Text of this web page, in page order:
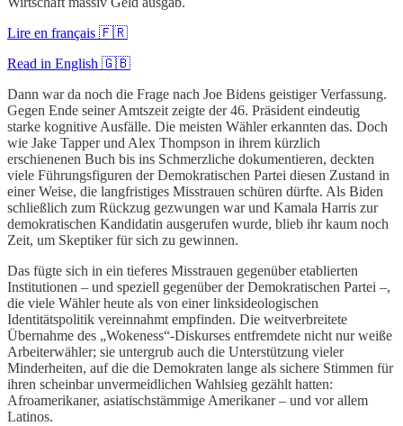
Lire en français 🇫🇷
Read in English 🇬🇧
Dann war da noch die Frage nach Joe Bidens geistiger Verfassung.
Gegen Ende seiner Amtszeit zeigte der 46. Präsident eindeutig
starke kognitive Ausfälle. Die meisten Wähler erkannten das. Doch
wie Jake Tapper und Alex Thompson in ihrem kürzlich
erschienenen Buch bis ins Schmerzliche dokumentieren, deckten
viele Führungsfiguren der Demokratischen Partei diesen Zustand in
einer Weise, die langfristiges Misstrauen schüren dürfte. Als Biden
schließlich zum Rückzug gezwungen war und Kamala Harris zur
demokratischen Kandidatin ausgerufen wurde, blieb ihr kaum noch
Zeit, um Skeptiker für sich zu gewinnen.
Das fügte sich in ein tieferes Misstrauen gegenüber etablierten
Institutionen – und speziell gegenüber der Demokratischen Partei –,
die viele Wähler heute als von einer linksideologischen
Identitätspolitik vereinnahmt empfinden. Die weitverbreitete
Übernahme des „Wokeness“-Diskurses entfremdete nicht nur weiße
Arbeiterwähler; sie untergrub auch die Unterstützung vieler
Minderheiten, auf die die Demokraten lange als sichere Stimmen für
ihren scheinbar unvermeidlichen Wahlsieg gezählt hatten:
Afroamerikaner, asiatischstämmige Amerikaner – und vor allem
Latinos.